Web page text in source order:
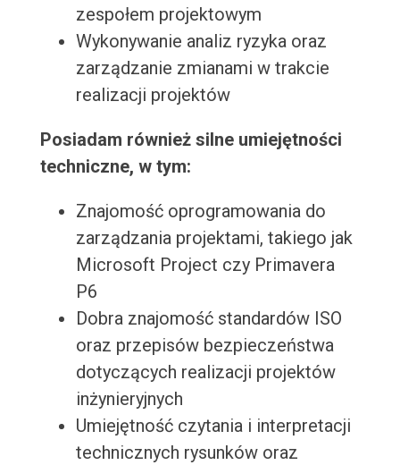
zespołem projektowym
Wykonywanie analiz ryzyka oraz
zarządzanie zmianami w trakcie
realizacji projektów
Posiadam również silne umiejętności
techniczne, w tym:
Znajomość oprogramowania do
zarządzania projektami, takiego jak
Microsoft Project czy Primavera
P6
Dobra znajomość standardów ISO
oraz przepisów bezpieczeństwa
dotyczących realizacji projektów
inżynieryjnych
Umiejętność czytania i interpretacji
technicznych rysunków oraz